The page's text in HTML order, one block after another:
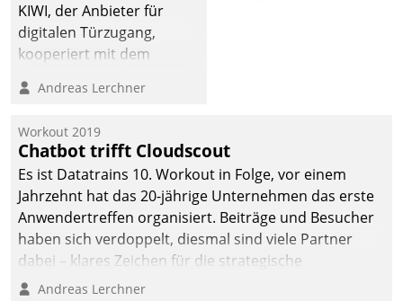
KIWI, der Anbieter für
digitalen Türzugang,
kooperiert mit dem
Softwareentwicklungshaus
Andreas Lerchner
Workout 2019
Chatbot trifft Cloudscout
Es ist Datatrains 10. Workout in Folge, vor einem
Jahrzehnt hat das 20-jährige Unternehmen das erste
Anwendertreffen organisiert. Beiträge und Besucher
haben sich verdoppelt, diesmal sind viele Partner
dabei – klares Zeichen für die strategische
Fokussierung auf den Kunden.
Andreas Lerchner